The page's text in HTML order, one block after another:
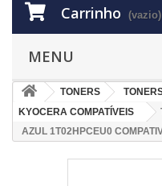
Carrinho (vazio)
MENU
TONERS
KYOCERA COMPATÍVEIS
AZUL 1T02HPCEU0